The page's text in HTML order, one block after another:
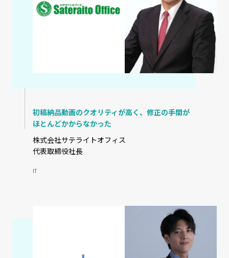
初稿納品動画のクオリティが高く、修正の手間が
ほとんどかからなかった
株式会社サテライトオフィス
代表取締役社長
IT